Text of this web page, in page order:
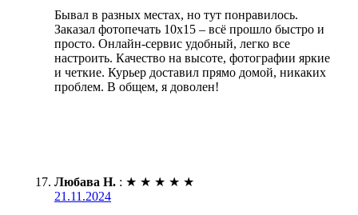
Бывал в разных местах, но тут понравилось.
Заказал фотопечать 10х15 – всё прошло быстро и
просто. Онлайн-сервис удобный, легко все
настроить. Качество на высоте, фотографии яркие
и четкие. Курьер доставил прямо домой, никаких
проблем. В общем, я доволен!
Любава Н. : ★ ★ ★ ★ ★
21.11.2024